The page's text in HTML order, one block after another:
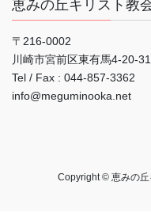
恵みの丘キリスト教
〒216-0002
川崎市宮前区東有馬4-20-31
Tel / Fax : 044‐857-3362
info@meguminooka.net
Copyright © 恵みの